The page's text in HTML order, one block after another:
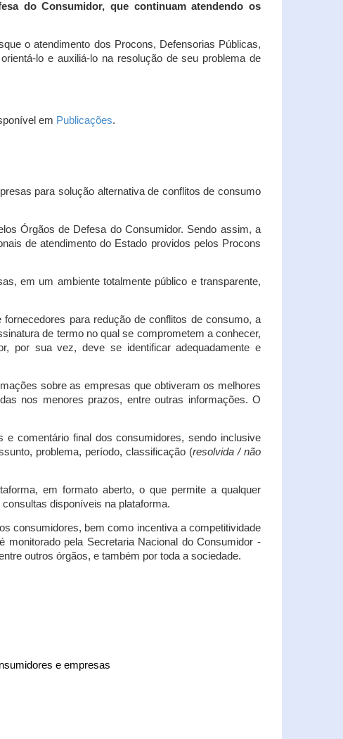
do Consumidor, que continuam atendendo os
o atendimento dos Procons, Defensorias Públicas,
lo e auxiliá-lo na resolução de seu problema de
em Publicações.
para solução alternativa de conflitos de consumo
Órgãos de Defesa do Consumidor. Sendo assim, a
de atendimento do Estado providos pelos Procons
em um ambiente totalmente público e transparente,
para redução de conflitos de consumo, a
de termo no qual se comprometem a conhecer,
por sua vez, deve se identificar adequadamente e
sobre as empresas que obtiveram os melhores
nos menores prazos, entre outras informações. O
comentário final dos consumidores, sendo inclusive
problema, período, classificação (resolvida / não
em formato aberto, o que permite a qualquer
disponíveis na plataforma.
consumidores, bem como incentiva a competitividade
pela Secretaria Nacional do Consumidor -
outros órgãos, e também por toda a sociedade.
e empresas